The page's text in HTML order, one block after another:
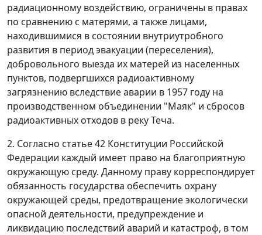
радиационному воздействию, ограничены в правах
по сравнению с матерями, а также лицами,
находившимися в состоянии внутриутробного
развития в период эвакуации (переселения),
добровольного выезда их матерей из населенных
пунктов, подвергшихся радиоактивному
загрязнению вследствие аварии в 1957 году на
производственном объединении "Маяк" и сбросов
радиоактивных отходов в реку Теча.
2. Согласно статье 42 Конституции Российской
Федерации каждый имеет право на благоприятную
окружающую среду. Данному праву корреспондирует
обязанность государства обеспечить охрану
окружающей среды, предотвращение экологически
опасной деятельности, предупреждение и
ликвидацию последствий аварий и катастроф, в том